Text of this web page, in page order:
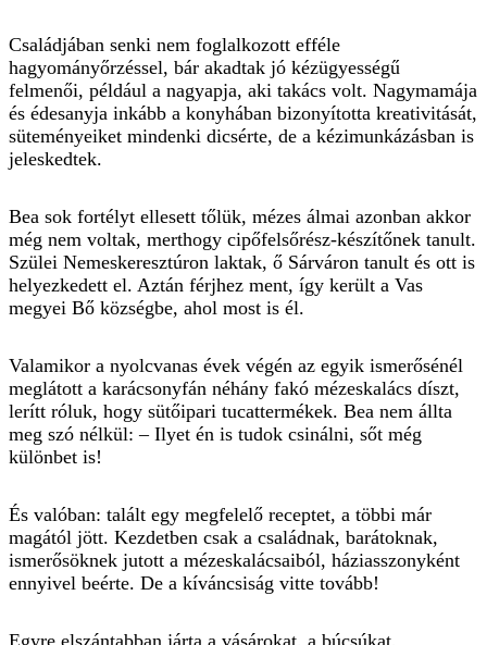
Családjában senki nem foglalkozott efféle
hagyományőrzéssel, bár akadtak jó kézügyességű
felmenői, például a nagyapja, aki takács volt. Nagymamája
és édesanyja inkább a konyhában bizonyította kreativitását,
süteményeiket mindenki dicsérte, de a kézimunkázásban is
jeleskedtek.
Bea sok fortélyt ellesett tőlük, mézes álmai azonban akkor
még nem voltak, merthogy cipőfelsőrész-készítőnek tanult.
Szülei Nemeskeresztúron laktak, ő Sárváron tanult és ott is
helyezkedett el. Aztán férjhez ment, így került a Vas
megyei Bő községbe, ahol most is él.
Valamikor a nyolcvanas évek végén az egyik ismerősénél
meglátott a karácsonyfán néhány fakó mézeskalács díszt,
lerítt róluk, hogy sütőipari tu­cat­termékek. Bea nem állta
meg szó nélkül: – Ilyet én is tudok csinálni, sőt még
különbet is!
És valóban: talált egy megfelelő receptet, a többi már
magától jött. Kezdetben csak a családnak, barátoknak,
ismerősöknek jutott a mézeskalácsaiból, háziasszonyként
ennyivel beérte. De a kíváncsiság vitte tovább!